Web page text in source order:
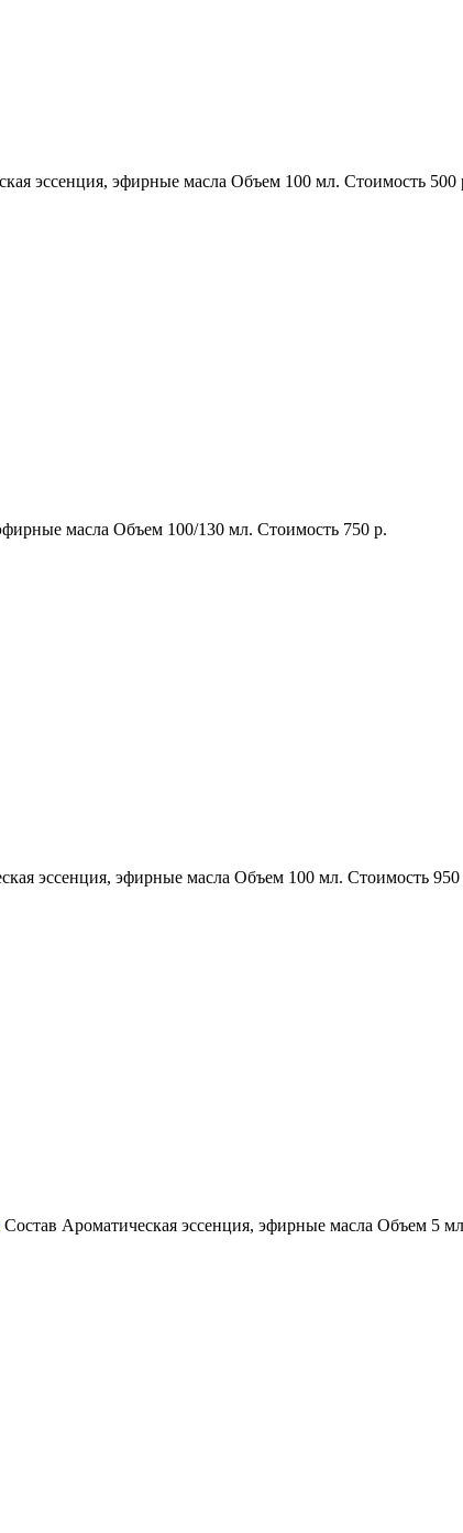
эссенция, эфирные масла Объем 100 мл. Стоимость 500
масла Объем 100/130 мл. Стоимость 750 р.
эссенция, эфирные масла Объем 100 мл. Стоимость 950
Состав Ароматическая эссенция, эфирные масла Объем 5